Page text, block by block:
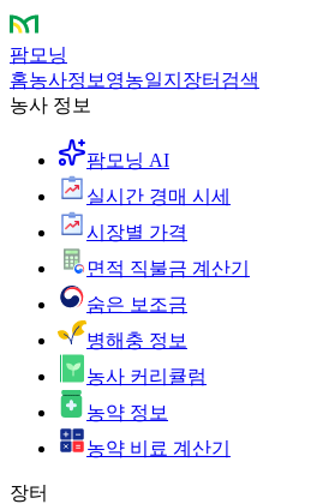
팜모닝
홈농사정보 영농일지 장터 검색
농사 정보
팜모닝 AI
실시간 경매 시세
시장별 가격
면적 직불금 계산기
숨은 보조금
병해충 정보
농사 커리큘럼
농약 정보
농약 비료 계산기
장터